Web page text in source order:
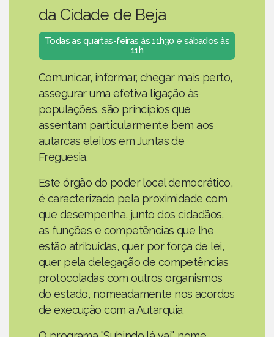
da Cidade de Beja
Todas as quartas-feiras às 11h30 e sábados às
11h
Comunicar, informar, chegar mais perto,
assegurar uma efetiva ligação às
populações, são princípios que
assentam particularmente bem aos
autarcas eleitos em Juntas de
Freguesia.
Este órgão do poder local democrático,
é caracterizado pela proximidade com
que desempenha, junto dos cidadãos,
as funções e competências que lhe
estão atribuídas, quer por força de lei,
quer pela delegação de competências
protocoladas com outros organismos
do estado, nomeadamente nos acordos
de execução com a Autarquia.